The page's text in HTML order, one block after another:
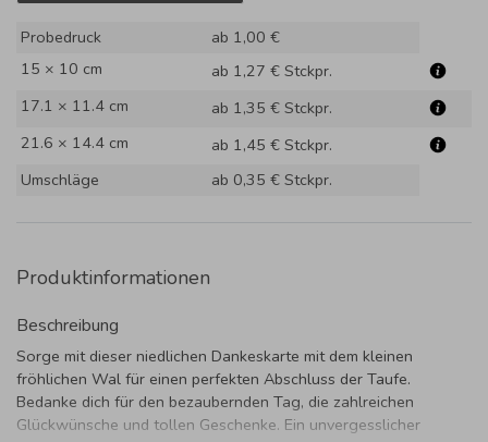
Probedruck
ab 1,00 €
15 × 10 cm
ab 1,27 € Stckpr.
17.1 × 11.4 cm
ab 1,35 € Stckpr.
21.6 × 14.4 cm
ab 1,45 € Stckpr.
Umschläge
ab 0,35 € Stckpr.
Produktinformationen
Beschreibung
Sorge mit dieser niedlichen Dankeskarte mit dem kleinen
fröhlichen Wal für einen perfekten Abschluss der Taufe.
Bedanke dich für den bezaubernden Tag, die zahlreichen
Glückwünsche und tollen Geschenke. Ein unvergesslicher